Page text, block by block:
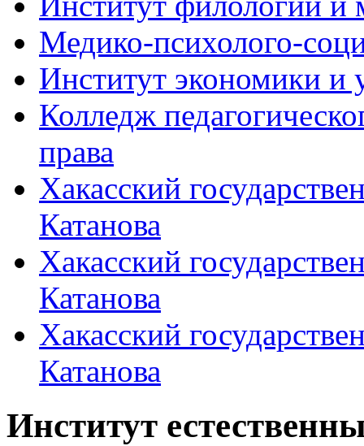
Медико-психолого-
Институт экономики и
Колледж
права
Хакасский
Катанова
Хакасский
Катанова
Хакасский
Катанова
Институт